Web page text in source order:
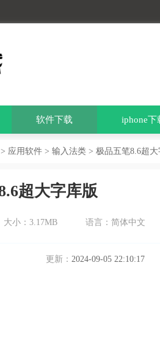
软件下载 iphone下
> 应用软件 > 输入法类 > 极品五笔8.6超
超大字库版
大小：3.17MB 语言：简体中文
更新： 2024-09-05 22:10:17